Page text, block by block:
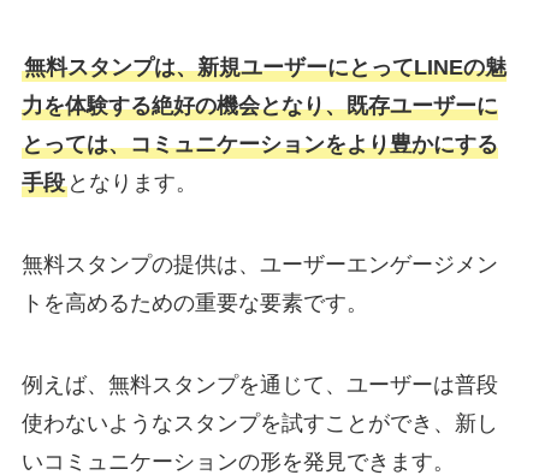
無料スタンプは、新規ユーザーにとってLINEの魅
力を体験する絶好の機会となり、既存ユーザーに
とっては、コミュニケーションをより豊かにする
手段となります。
無料スタンプの提供は、ユーザーエンゲージメン
トを高めるための重要な要素です。
例えば、無料スタンプを通じて、ユーザーは普段
使わないようなスタンプを試すことができ、新し
いコミュニケーションの形を発見できます。